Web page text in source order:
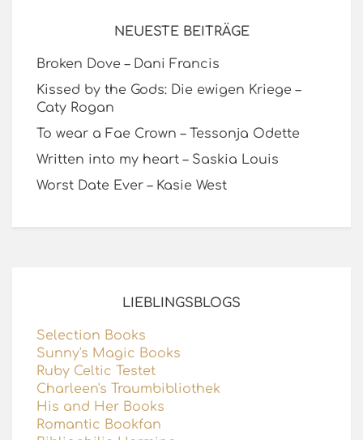
NEUESTE BEITRÄGE
Broken Dove – Dani Francis
Kissed by the Gods: Die ewigen Kriege –
Caty Rogan
To wear a Fae Crown – Tessonja Odette
Written into my heart – Saskia Louis
Worst Date Ever – Kasie West
LIEBLINGSBLOGS
Selection Books
Sunny's Magic Books
Ruby Celtic Testet
Charleen's Traumbibliothek
His and Her Books
Romantic Bookfan